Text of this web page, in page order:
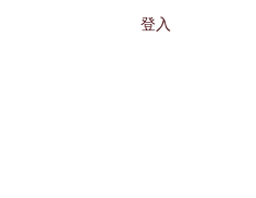
登入